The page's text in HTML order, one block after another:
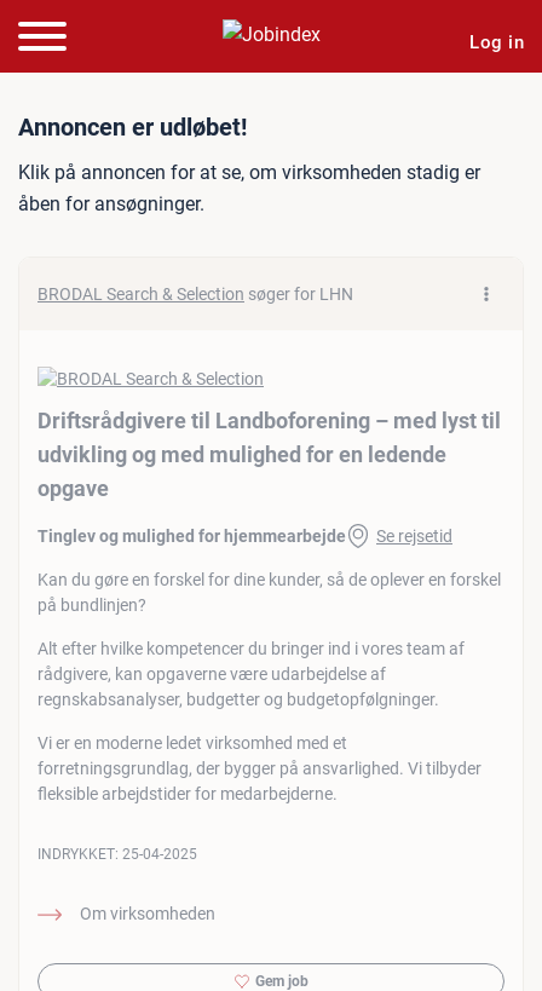
Log in
Jobannonce:
Annoncen er udløbet!
Klik på annoncen for at se, om virksomheden stadig er
åben for ansøgninger.
BRODAL Search & Selection søger for LHN
Driftsrådgivere til Landboforening – med lyst til
udvikling og med mulighed for en ledende
opgave
Tinglev og mulighed for hjemmearbejde Se rejsetid
Kan du gøre en forskel for dine kunder, så de oplever en forskel
på bundlinjen?
Alt efter hvilke kompetencer du bringer ind i vores team af
rådgivere, kan opgaverne være udarbejdelse af
regnskabsanalyser, budgetter og budgetopfølgninger.
Vi er en moderne ledet virksomhed med et
forretningsgrundlag, der bygger på ansvarlighed. Vi tilbyder
fleksible arbejdstider for medarbejderne.
Om virksomheden
INDRYKKET: 25-04-2025
Gem job